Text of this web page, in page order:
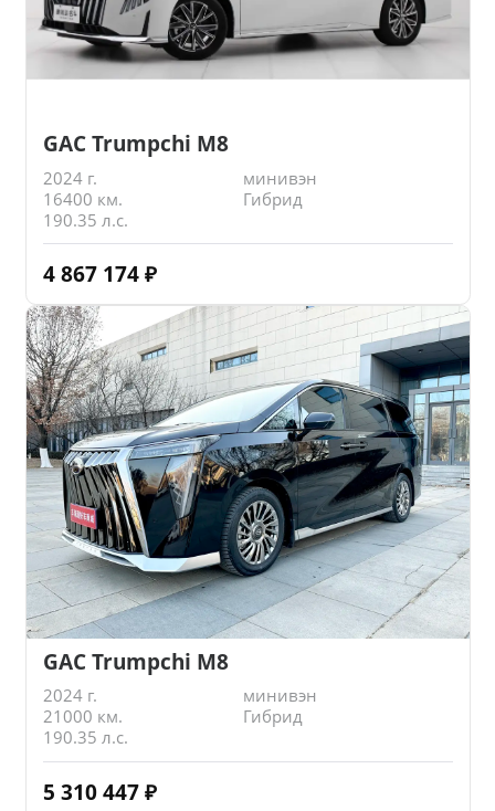
GAC Trumpchi M8
2024 г.
минивэн
16400 км.
Гибрид
190.35 л.с.
4 867 174 ₽
GAC Trumpchi M8
2024 г.
минивэн
21000 км.
Гибрид
190.35 л.с.
5 310 447 ₽